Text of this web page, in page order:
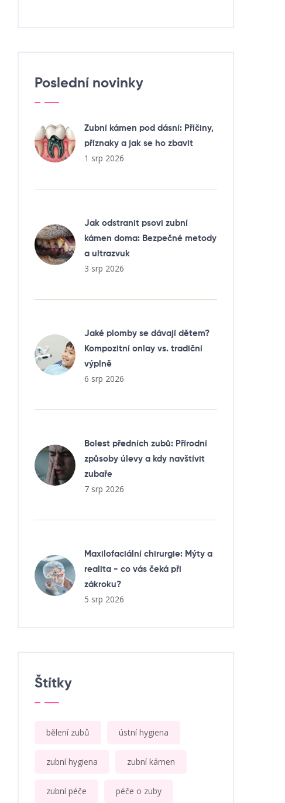
Poslední novinky
Zubní kámen pod dásní: Příčiny,
příznaky a jak se ho zbavit
1 srp 2026
Jak odstranit psovi zubní
kámen doma: Bezpečné metody
a ultrazvuk
3 srp 2026
Jaké plomby se dávají dětem?
Kompozitní onlay vs. tradiční
výplně
6 srp 2026
Bolest předních zubů: Přírodní
způsoby úlevy a kdy navštívit
zubaře
7 srp 2026
Maxilofaciální chirurgie: Mýty a
realita - co vás čeká při
zákroku?
5 srp 2026
Štítky
bělení zubů ústní hygiena
zubní hygiena zubní kámen
zubní péče péče o zuby